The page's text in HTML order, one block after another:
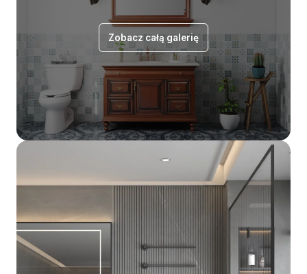
Zobacz całą galerię